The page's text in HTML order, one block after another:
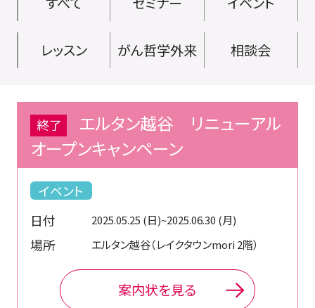
レッスン がん哲学外来 相談会
終了
エルタン越谷 リニューアル
オープンキャンペーン
イベント
日付
2025.05.25 (日)~2025.06.30 (月)
場所 エルタン越谷（レイクタウンmori 2階）
案内状を見る